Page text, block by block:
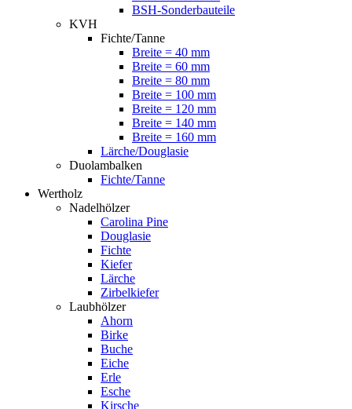
BSH-Sonderbauteile
KVH
Fichte/Tanne
Breite = 40 mm
Breite = 60 mm
Breite = 80 mm
Breite = 100 mm
Breite = 120 mm
Breite = 140 mm
Breite = 160 mm
Lärche/Douglasie
Duolambalken
Fichte/Tanne
Wertholz
Nadelhölzer
Carolina Pine
Douglasie
Fichte
Kiefer
Lärche
Zirbelkiefer
Laubhölzer
Ahorn
Birke
Buche
Eiche
Erle
Esche
Kirsche